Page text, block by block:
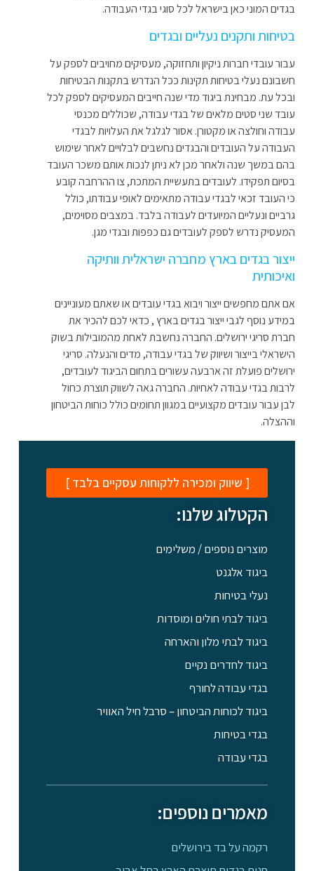
בגדים המוני כאן בישראל לכל סוגי בגדי העבודה.
בטיחות ותקנים נעליים ובגדים
עבור עובדי חברות ניקיון ותחזוקה, מעסיקים מחויבים לספק על
חשבונם נעלי בטיחות תקינות ככל הנדרש בתקנות הבטיחות
ובכל עת. מבחינת ביגוד מדי שנה חייבים המעסיקים לספק לכל
עובד שני סטים מלאים של בגדי עבודה, שכוללים מכנסי
עבודה וחולצה או מקטורן. אסור לגלגל את העלויות לבגדי
העבודה על העובדים והבגדים נחשבים לבלויים לאחר שימוש
בהם במשך שנה ולאחר מכן לא ניתן לנכות אותם משכר העובד
בסיום תפקידו. לעובדים בתעשיית המתכת, צו ההרחבה קובע
כי העובד זכאי לבגדי עבודה מתאימים לאופי עבודתו, כולל
גרביים ונעליים המיועדים לעבודה בלבד. במצבים מסוימים,
המעסיק נדרש לספק לעובדים גם כפפות ובגדי מגן.
ייצור בגדים בארץ מחברה ישראלית וותיקה
ואיכותית
אם אתם מחפשים ייצור ויבוא בגדי עובדים או שאתם מעוניינים
במידע נוסף לגבי ייצור בגדים בארץ , כדאי לכם להכיר את
חברת סריגי ירושלים. החברה נחשבת לאחת מהמובילות בשוק
הישראלי בייצור ושיווק של בגדי עבודה, מדים והנעלה. סריגי
ירושלים פועלת זה ארבעה עשורים בתחום הביגוד לעובדים,
לרבות בגדי עבודה לאחיות. החברה גאה לשווק תוצרת כחול
לבן עבור עובדים מקצועיים במגוון תחומים כולל כוחות הביטחון
וההצלה.
[ שיווק ומכירה ללקוחות עסקיים בלבד ]
הקטלוג שלנו:
מוצרים נוספים / משלימים
ביגוד אלגנט
נעלי בטיחות
ביגוד לבתי חולים ומוסדות
ביגוד לבתי מלון והארחה
ביגוד לחדרים נקיים
בגדי עבודה לחורף
ביגוד לכוחות הביטחון – סרבל חיל האוויר
בגדי בטיחות
בגדי עבודה
מאמרים נוספים:
רקמה על בד בירושלים